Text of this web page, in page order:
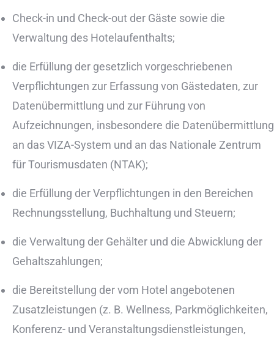
Check-in und Check-out der Gäste sowie die
Verwaltung des Hotelaufenthalts;
die Erfüllung der gesetzlich vorgeschriebenen
Verpflichtungen zur Erfassung von Gästedaten, zur
Datenübermittlung und zur Führung von
Aufzeichnungen, insbesondere die Datenübermittlung
an das VIZA-System und an das Nationale Zentrum
für Tourismusdaten (NTAK);
die Erfüllung der Verpflichtungen in den Bereichen
Rechnungsstellung, Buchhaltung und Steuern;
die Verwaltung der Gehälter und die Abwicklung der
Gehaltszahlungen;
die Bereitstellung der vom Hotel angebotenen
Zusatzleistungen (z. B. Wellness, Parkmöglichkeiten,
Konferenz- und Veranstaltungsdienstleistungen,